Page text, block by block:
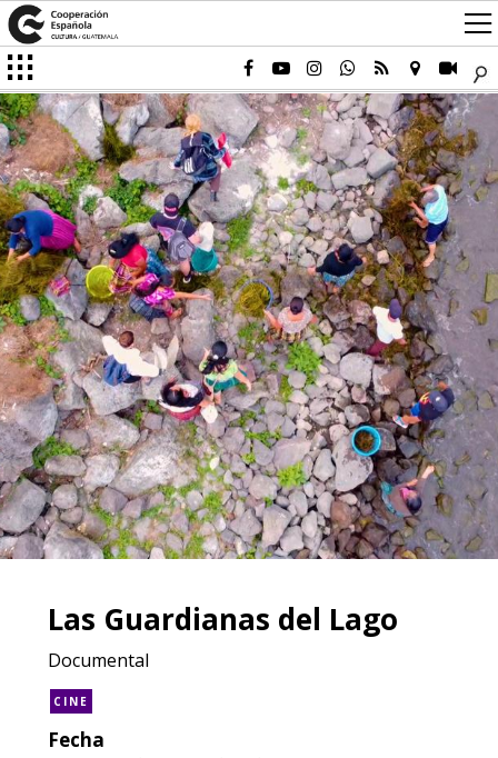
Las Guardianas del Lago
Documental
CINE
Fecha